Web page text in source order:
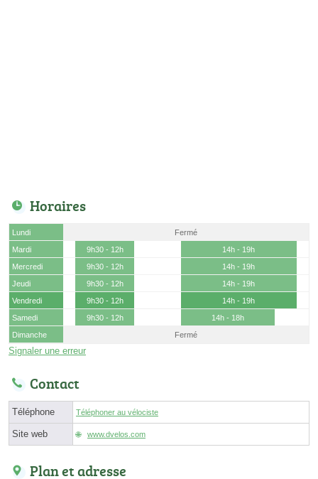
Horaires
Lundi
Fermé
Mardi
9h30 - 12h
14h - 19h
Mercredi
9h30 - 12h
14h - 19h
Jeudi
9h30 - 12h
14h - 19h
Vendredi
9h30 - 12h
14h - 19h
Samedi
9h30 - 12h
14h - 18h
Dimanche
Fermé
Signaler une erreur
Contact
Téléphone Téléphoner au vélociste
Site web www.dvelos.com
Plan et adresse